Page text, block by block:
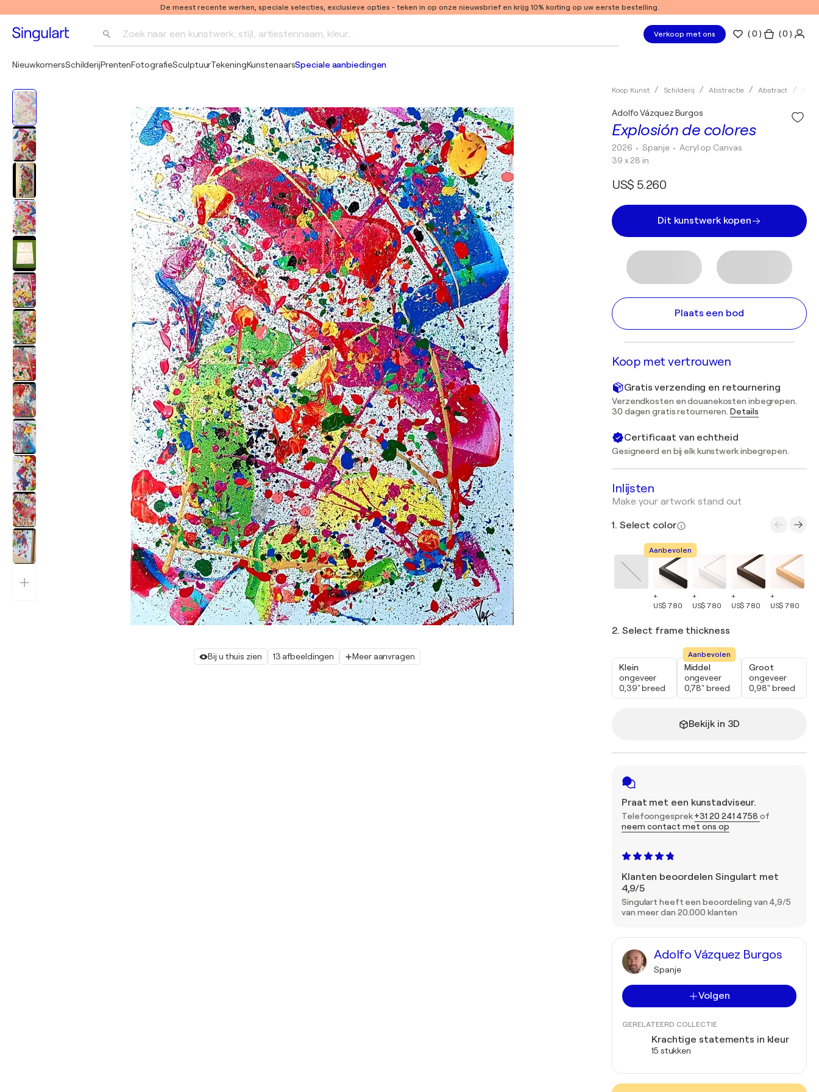
De meest recente werken, speciale selecties, exclusieve opties - teken in op onze nieuwsbrief en krijg 10% korting op uw eerste bestelling.
Zoek naar een kunstwerk, stijl, artiestennaam, kleur... Verkoop met ons (0 ) ( 0 )
NieuwkomersSchilderijPrentenFotografieSculptuurTekeningKunstenaarsSpeciale aanbiedingen
Bij u thuis zien 13 afbeeldingen Meer aanvragen
Koop Kunst Schilderij Abstractie Abstract
Explosión de colores
Adolfo Vázquez Burgos
2026 • Spanje •Acryl op Canvas
39 x 28 in
US$ 5.260
Dit kunstwerk kopen
Plaats een bod
Koop met vertrouwen
Gratis verzending en retournering
Verzendkosten en douanekosten inbegrepen.
30 dagen gratis retourneren.Details
Certificaat van echtheid
Gesigneerd en bij elk kunstwerk inbegrepen.
Inlijsten
Make your artwork stand out
1. Select color
Aanbevolen
+
US$ 780
+
US$ 780
+
US$ 780
+
US$ 780
2. Select frame thickness
Klein
ongeveer
0,39" breed
Aanbevolen
Middel
ongeveer
0,78" breed
Groot
ongeveer
0,98" breed
Bekijk in 3D
Praat met een kunstadviseur.
Telefoongesprek+31 20 241 4758 of
neem contact met ons op
Klanten beoordelen Singulart met
4,9/5
Singulart heeft een beoordeling van 4,9/5
van meer dan 20.000 klanten
Adolfo Vázquez Burgos
Spanje
Volgen
GERELATEERD COLLECTIE
Krachtige statements in kleur
15 stukken